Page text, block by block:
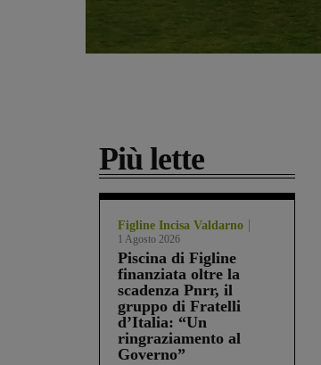
Più lette
Figline Incisa Valdarno
1 Agosto 2026
Piscina di Figline
finanziata oltre la
scadenza Pnrr, il
gruppo di Fratelli
d’Italia: “Un
ringraziamento al
Governo”